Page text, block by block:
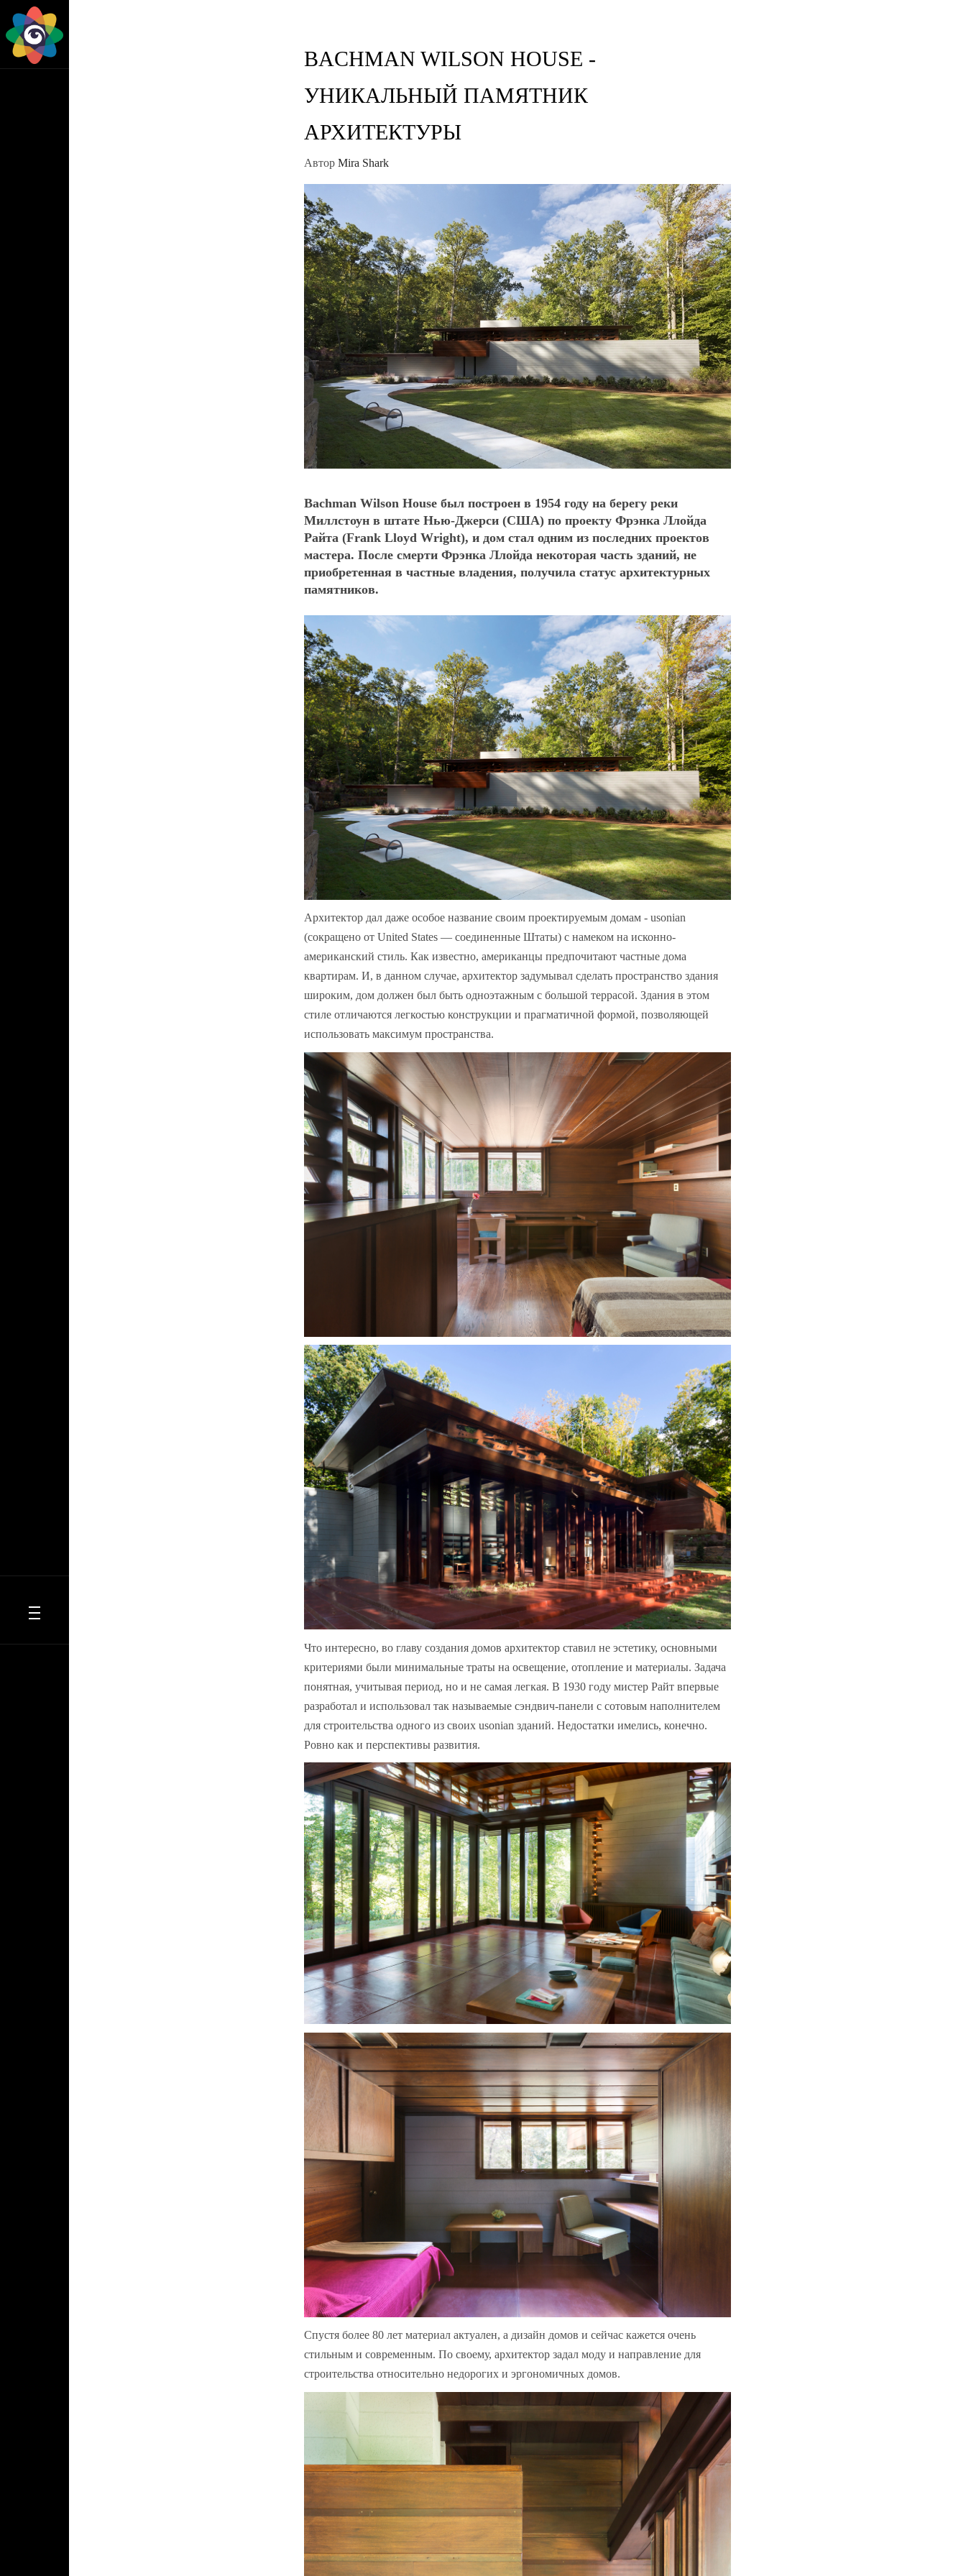
BACHMAN WILSON HOUSE -
УНИКАЛЬНЫЙ ПАМЯТНИК
АРХИТЕКТУРЫ
Автор Mira Shark
Bachman Wilson House был построен в 1954 году на берегу реки
Миллстоун в штате Нью-Джерси (США) по проекту Фрэнка Ллойда
Райта (Frank Lloyd Wright), и дом стал одним из последних проектов
мастера. После смерти Фрэнка Ллойда некоторая часть зданий, не
приобретенная в частные владения, получила статус архитектурных
памятников.
Архитектор дал даже особое название своим проектируемым домам - usonian
(сокращено от United States — соединенные Штаты) с намеком на исконно-
американский стиль. Как известно, американцы предпочитают частные дома
квартирам. И, в данном случае, архитектор задумывал сделать пространство здания
широким, дом должен был быть одноэтажным с большой террасой. Здания в этом
стиле отличаются легкостью конструкции и прагматичной формой, позволяющей
использовать максимум пространства.
Что интересно, во главу создания домов архитектор ставил не эстетику, основными
критериями были минимальные траты на освещение, отопление и материалы. Задача
понятная, учитывая период, но и не самая легкая. В 1930 году мистер Райт впервые
разработал и использовал так называемые сэндвич-панели с сотовым наполнителем
для строительства одного из своих usonian зданий. Недостатки имелись, конечно.
Ровно как и перспективы развития.
Спустя более 80 лет материал актуален, а дизайн домов и сейчас кажется очень
стильным и современным. По своему, архитектор задал моду и направление для
строительства относительно недорогих и эргономичных домов.